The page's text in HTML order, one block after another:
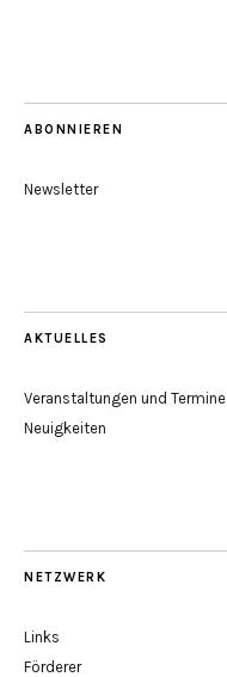
ABONNIEREN
Newsletter
AKTUELLES
Veranstaltungen und Termine
Neuigkeiten
NETZWERK
Links
Förderer